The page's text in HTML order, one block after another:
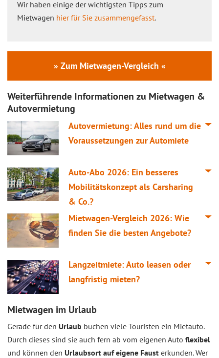
Wir haben einige der wichtigsten Tipps zum
Mietwagen hier für Sie zusammengefasst.
» Zum Mietwagen-Vergleich «
Weiterführende Informationen zu Mietwagen &
Autovermietung
Autovermietung: Alles rund um die
Voraussetzungen zur Automiete
Auto-Abo 2026: Ein besseres
Mobilitätskonzept als Carsharing
& Co.?
Mietwagen-Vergleich 2026: Wie
finden Sie die besten Angebote?
Langzeitmiete: Auto leasen oder
langfristig mieten?
Mietwagen im Urlaub
Gerade für den Urlaub buchen viele Touristen ein Mietauto.
Durch dieses sind sie auch fern ab vom eigenen Auto flexibel
und können den Urlaubsort auf eigene Faust erkunden. Wer